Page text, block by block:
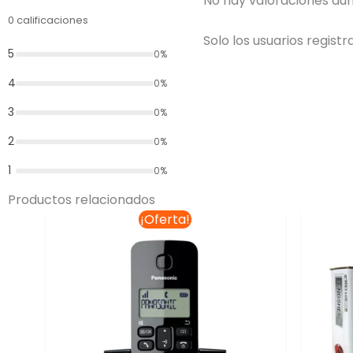
0 calificaciones
5 0%
4 0%
3 0%
2 0%
1 0%
Solo los usuarios
Productos relacionados
¡Oferta!
El
precio
original
era:
$1,396.77.
actual